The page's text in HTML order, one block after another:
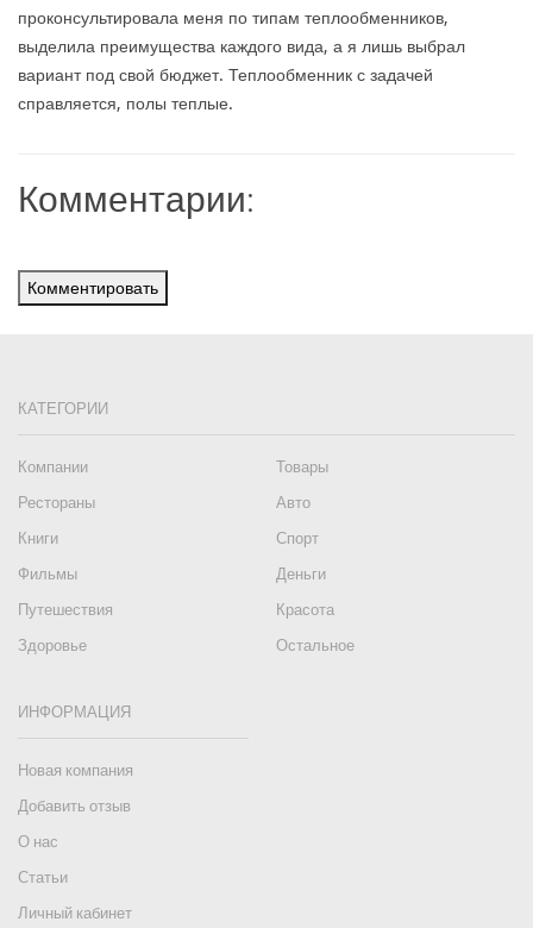
проконсультировала меня по типам теплообменников,
выделила преимущества каждого вида, а я лишь выбрал
вариант под свой бюджет. Теплообменник с задачей
справляется, полы теплые.
Комментарии:
Комментировать
КАТЕГОРИИ
Компании
Товары
Рестораны
Авто
Книги
Спорт
Фильмы
Деньги
Путешествия
Красота
Здоровье
Остальное
ИНФОРМАЦИЯ
Новая компания
Добавить отзыв
О нас
Статьи
Личный кабинет